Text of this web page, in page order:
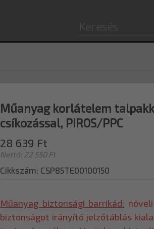
Műanyag korlátelem
csíkozással, PIROS/PPC
28 639 Ft
Nettó: 22 550 Ft
Cikkszám: CSP85TE00100150
Műanyag biztonsági barrikád:
biztonságot irányító jelzőtáblás